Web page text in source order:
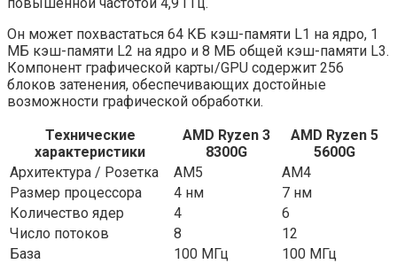
повышенной частотой 4,9 ГГц.
Он может похвастаться 64 КБ кэш-памяти L1 на ядро, 1
МБ кэш-памяти L2 на ядро ​​и 8 МБ общей кэш-памяти L3.
Компонент графической карты/GPU содержит 256
блоков затенения, обеспечивающих достойные
возможности графической обработки.
Технические
характеристики
AMD Ryzen 3
8300G
AMD Ryzen 5
5600G
Архитектура / Розетка
АМ5
АМ4
Размер процессора
4 нм
7 нм
Количество ядер
4
6
Число потоков
8
12
База
100 МГц
100 МГц